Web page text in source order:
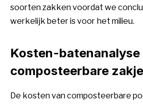
soorten zakken voordat we
werkelijk beter is voor het milieu.
Kosten-batenanalyse
composteerbare
De kosten van composteerbare